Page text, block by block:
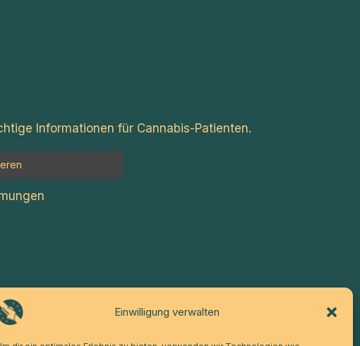
Einwilligung verwalten
Informationen für Cannabis-Patienten.